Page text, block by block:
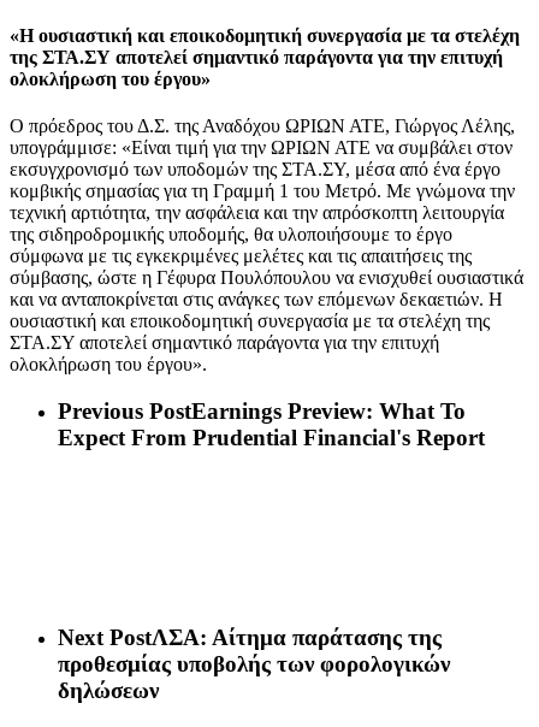
«Η ουσιαστική και εποικοδομητική συνεργασία με τα στελέχη
της ΣΤΑ.ΣΥ αποτελεί σημαντικό παράγοντα για την επιτυχή
ολοκλήρωση του έργου»
Ο πρόεδρος του Δ.Σ. της Αναδόχου ΩΡΙΩΝ ΑΤΕ, Γιώργος Λέλης,
υπογράμμισε: «Είναι τιμή για την ΩΡΙΩΝ ΑΤΕ να συμβάλει στον
εκσυγχρονισμό των υποδομών της ΣΤΑ.ΣΥ, μέσα από ένα έργο
κομβικής σημασίας για τη Γραμμή 1 του Μετρό. Με γνώμονα την
τεχνική αρτιότητα, την ασφάλεια και την απρόσκοπτη λειτουργία
της σιδηροδρομικής υποδομής, θα υλοποιήσουμε το έργο
σύμφωνα με τις εγκεκριμένες μελέτες και τις απαιτήσεις της
σύμβασης, ώστε η Γέφυρα Πουλόπουλου να ενισχυθεί ουσιαστικά
και να ανταποκρίνεται στις ανάγκες των επόμενων δεκαετιών. Η
ουσιαστική και εποικοδομητική συνεργασία με τα στελέχη της
ΣΤΑ.ΣΥ αποτελεί σημαντικό παράγοντα για την επιτυχή
ολοκλήρωση του έργου».
Previous PostEarnings Preview: What To
Expect From Prudential Financial's Report
Next PostΛΣΑ: Αίτημα παράτασης της
προθεσμίας υποβολής των φορολογικών
δηλώσεων